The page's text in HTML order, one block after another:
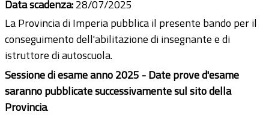
Data scadenza:28/07/2025
La Provincia di Imperia pubblica il presente bando per il
conseguimento dell'abilitazione di insegnante e di
istruttore di autoscuola.
Sessione di esame anno 2025 - Date prove d'esame
saranno pubblicate successivamente sul sito della
Provincia.